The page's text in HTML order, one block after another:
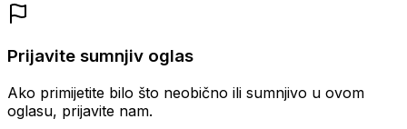
Prijavite sumnjiv oglas
Ako primijetite bilo što neobično ili sumnjivo u ovom
oglasu, prijavite nam.